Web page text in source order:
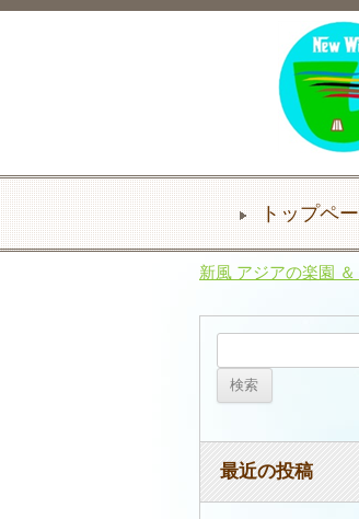
トップペ
新風 アジアの楽園
最近の投稿